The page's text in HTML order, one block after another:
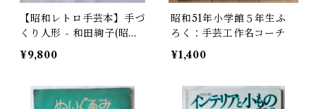
【昭和レトロ手芸本】手づ
くり人形 - 和田絢子(昭和4
0年)
¥9,800
昭和51年小学館５年生ふ
ろく：手芸工作名コーチ
¥1,400